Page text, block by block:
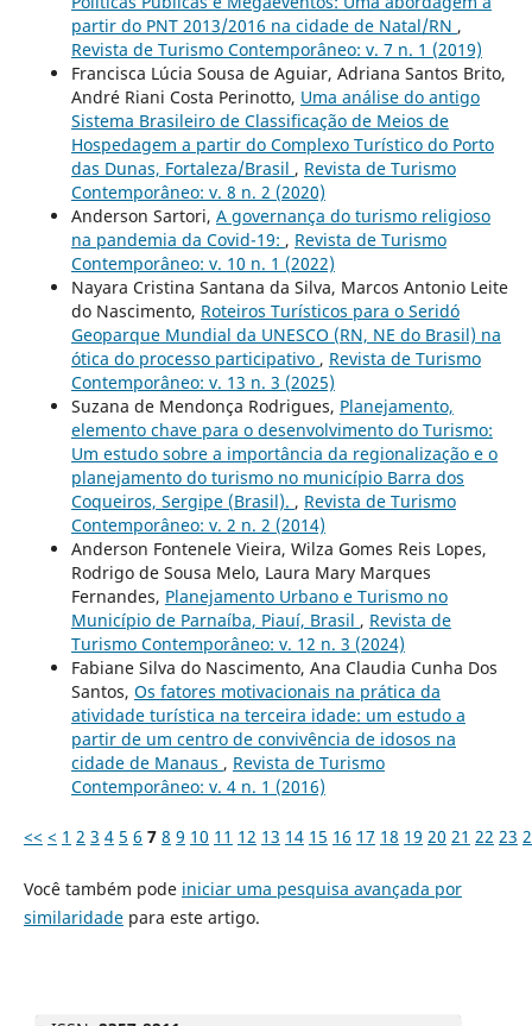
partir do PNT 2013/2016 na cidade de Natal/RN ,
Revista de Turismo Contemporâneo: v. 7 n. 1 (2019)
Francisca Lúcia Sousa de Aguiar, Adriana Santos Brito,
André Riani Costa Perinotto, Uma análise do antigo
Sistema Brasileiro de Classificação de Meios de
Hospedagem a partir do Complexo Turístico do Porto
das Dunas, Fortaleza/Brasil , Revista de Turismo
Contemporâneo: v. 8 n. 2 (2020)
Anderson Sartori, A governança do turismo religioso
na pandemia da Covid-19: , Revista de Turismo
Contemporâneo: v. 10 n. 1 (2022)
Nayara Cristina Santana da Silva, Marcos Antonio Leite
do Nascimento, Roteiros Turísticos para o Seridó
Geoparque Mundial da UNESCO (RN, NE do Brasil) na
ótica do processo participativo , Revista de Turismo
Contemporâneo: v. 13 n. 3 (2025)
Suzana de Mendonça Rodrigues, Planejamento,
elemento chave para o desenvolvimento do Turismo:
Um estudo sobre a importância da regionalização e o
planejamento do turismo no município Barra dos
Coqueiros, Sergipe (Brasil). , Revista de Turismo
Contemporâneo: v. 2 n. 2 (2014)
Anderson Fontenele Vieira, Wilza Gomes Reis Lopes,
Rodrigo de Sousa Melo, Laura Mary Marques
Fernandes, Planejamento Urbano e Turismo no
Município de Parnaíba, Piauí, Brasil , Revista de
Turismo Contemporâneo: v. 12 n. 3 (2024)
Fabiane Silva do Nascimento, Ana Claudia Cunha Dos
Santos, Os fatores motivacionais na prática da
atividade turística na terceira idade: um estudo a
partir de um centro de convivência de idosos na
cidade de Manaus , Revista de Turismo
Contemporâneo: v. 4 n. 1 (2016)
<< < 1 2 3 4 5 6 7 8 9 10 11 12 13 14 15 16 17 18 19 20 21 22 23
Você também pode iniciar uma pesquisa avançada por
similaridadepara este artigo.